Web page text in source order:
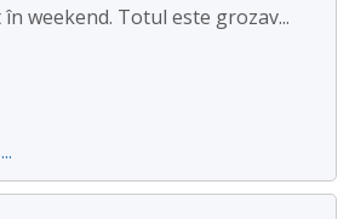
weekend. Totul este grozav...